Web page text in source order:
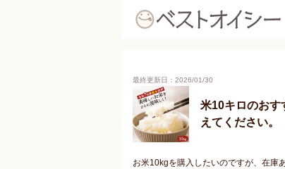
最終更新日：2026/01/30
米10キロのおす
えてください。
お米10kgを購入したいのですが、在庫